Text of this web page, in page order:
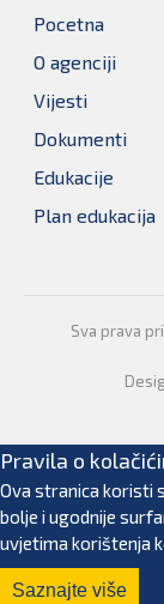
Pocetna
O agenciji
Vijesti
Dokumenti
Edukacije
Plan edukacija
Sva prava
Pravila o
Ova stranica koristi
bolje i ugodnije
uvjetima korištenja
Saznajte više